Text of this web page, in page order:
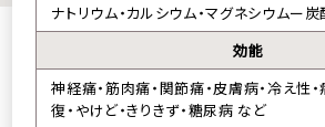
ナトリウム・カルシウム・マグネシウムー
効能
神経痛・筋肉痛・関節痛・皮膚病・冷え性
復・やけど・きりきず・糖尿病 など